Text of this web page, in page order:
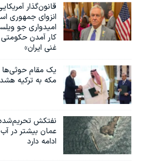
قانون‌گذار
انزوای جمهوری
امیدواری جو
کار آمدن
غنی ایران»
یک مقام
مکه به ترکیه
نفتکش
عمان بیشتر در
ادامه دارد